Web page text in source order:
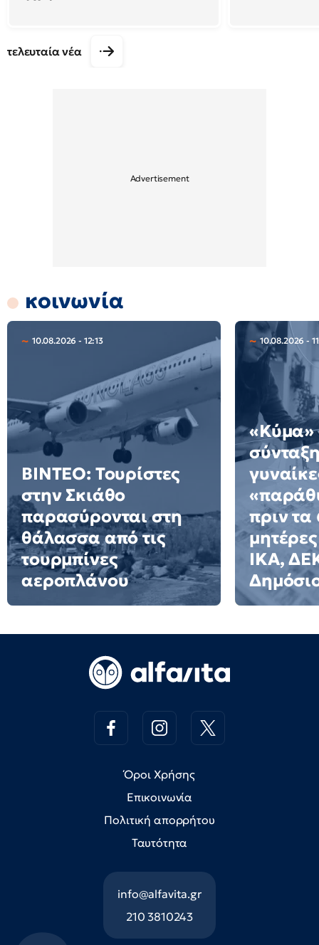
τελευταία νέα
κοινωνία
10.08.2026 - 12:13
ΒΙΝΤΕΟ: Τουρίστες
στην Σκιάθο
παρασύρονται στη
θάλασσα από τις
τουρμπίνες
αεροπλάνου
10.08.2026 -
«Κύμα»
πριν τα
ΙΚΑ,
Όροι Χρήσης
Επικοινωνία
Πολιτική απορρήτου
Ταυτότητα
info@alfavita.gr
210 3810243